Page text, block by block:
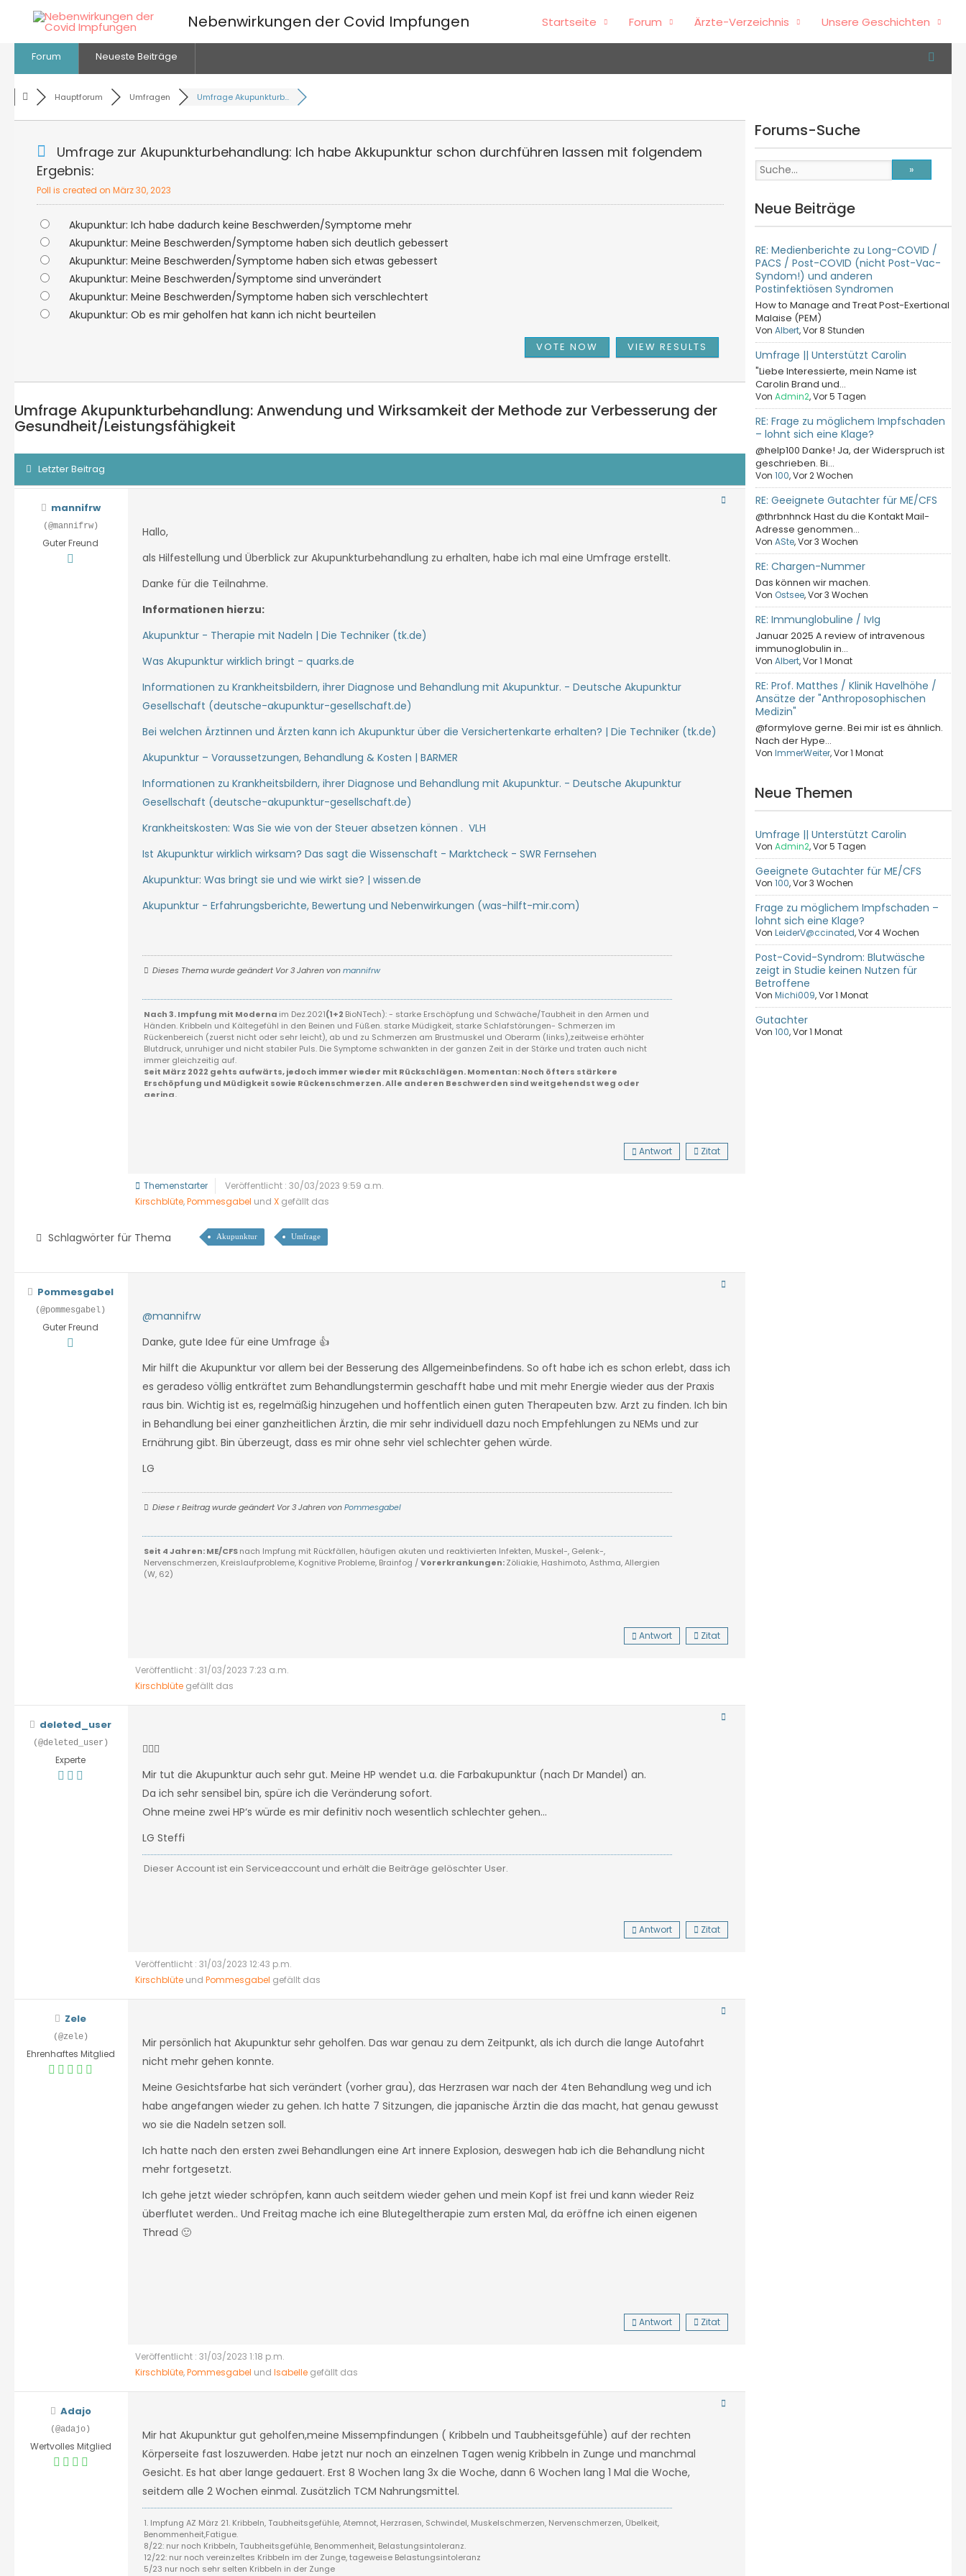
springen
Nebenwirkungen der Covid Impfungen Startseite Forum Ärzte-Verzeichnis Unsere Geschichten
Forum Neueste Beiträge
Hauptforum Umfragen Umfrage Akupunkturb...
Umfrage zur Akupunkturbehandlung: Ich habe Akkupunktur schon durchführen lassen mit folgendem
Ergebnis:
Poll is created on März 30, 2023
Akupunktur: Ich habe dadurch keine Beschwerden/Symptome mehr
Akupunktur: Meine Beschwerden/Symptome haben sich deutlich gebessert
Akupunktur: Meine Beschwerden/Symptome haben sich etwas gebessert
Akupunktur: Meine Beschwerden/Symptome sind unverändert
Akupunktur: Meine Beschwerden/Symptome haben sich verschlechtert
Akupunktur: Ob es mir geholfen hat kann ich nicht beurteilen
Umfrage Akupunkturbehandlung: Anwendung und Wirksamkeit der Methode zur Verbesserung der
Gesundheit/Leistungsfähigkeit
Letzter Beitrag
mannifrw
(@mannifrw)
Guter Freund
Hallo,
als Hilfestellung und Überblick zur Akupunkturbehandlung zu erhalten, habe ich mal eine Umfrage erstellt.
Danke für die Teilnahme.
Informationen hierzu:
Akupunktur - Therapie mit Nadeln | Die Techniker (tk.de)
Was Akupunktur wirklich bringt - quarks.de
Informationen zu Krankheitsbildern, ihrer Diagnose und Behandlung mit Akupunktur. - Deutsche Akupunktur
Gesellschaft (deutsche-akupunktur-gesellschaft.de)
Bei welchen Ärztinnen und Ärzten kann ich Akupunktur über die Versichertenkarte erhalten? | Die Techniker (tk.de)
Akupunktur – Voraussetzungen, Behandlung & Kosten | BARMER
Informationen zu Krankheitsbildern, ihrer Diagnose und Behandlung mit Akupunktur. - Deutsche Akupunktur
Gesellschaft (deutsche-akupunktur-gesellschaft.de)
Krankheitskosten: Was Sie wie von der Steuer absetzen können . VLH
Ist Akupunktur wirklich wirksam? Das sagt die Wissenschaft - Marktcheck - SWR Fernsehen
Akupunktur: Was bringt sie und wie wirkt sie? | wissen.de
Akupunktur - Erfahrungsberichte, Bewertung und Nebenwirkungen (was-hilft-mir.com)
Dieses Thema wurde geändert Vor 3 Jahren vonmannifrw
Nach 3. Impfung mit Moderna im Dez.2021(1+2 BioNTech):- starke Erschöpfung und Schwäche/Taubheit in den Armen und
Händen. Kribbeln und Kältegefühl in den Beinen und Füßen. starke Müdigkeit, starke Schlafstörungen- Schmerzen im
Rückenbereich (zuerst nicht oder sehr leicht), ab und zu Schmerzen am Brustmuskel und Oberarm (links),zeitweise erhöhter
Blutdruck, unruhiger und nicht stabiler Puls. Die Symptome schwankten in der ganzen Zeit in der Stärke und traten auch nicht
immer gleichzeitig auf.
Seit März 2022 gehts aufwärts, jedoch immer wieder mit Rückschlägen. Momentan: Noch öfters stärkere
Erschöpfung und Müdigkeit sowie Rückenschmerzen.Alle anderen Beschwerden sind weitgehendst weg oder
gering.
Antwort Zitat
Themenstarter
Veröffentlicht : 30/03/2023 9:59 a.m.
Kirschblüte,Pommesgabel und X gefällt das
Schlagwörter für Thema Akupunktur Umfrage
Pommesgabel
(@pommesgabel)
Guter Freund
@mannifrw
Danke, gute Idee für eine Umfrage 👍
Mir hilft die Akupunktur vor allem bei der Besserung des Allgemeinbefindens. So oft habe ich es schon erlebt, dass ich
es geradeso völlig entkräftet zum Behandlungstermin geschafft habe und mit mehr Energie wieder aus der Praxis
raus bin. Wichtig ist es, regelmäßig hinzugehen und hoffentlich einen guten Therapeuten bzw. Arzt zu finden. Ich bin
in Behandlung bei einer ganzheitlichen Ärztin, die mir sehr individuell dazu noch Empfehlungen zu NEMs und zur
Ernährung gibt. Bin überzeugt, dass es mir ohne sehr viel schlechter gehen würde.
LG
Diese r Beitrag wurde geändert Vor 3 Jahren vonPommesgabel
Seit 4 Jahren: ME/CFSnach Impfung mit Rückfällen, häufigen akuten und reaktivierten Infekten, Muskel-, Gelenk-,
Nervenschmerzen, Kreislaufprobleme, Kognitive Probleme, Brainfog /Vorerkrankungen:Zöliakie, Hashimoto, Asthma, Allergien
(W, 62)
Antwort Zitat
Veröffentlicht : 31/03/2023 7:23 a.m.
Kirschblüte gefällt das
deleted_user
(@deleted_user)
Experte
🙋🏻‍♀️
Mir tut die Akupunktur auch sehr gut. Meine HP wendet u.a. die Farbakupunktur (nach Dr Mandel) an.
Da ich sehr sensibel bin, spüre ich die Veränderung sofort.
Ohne meine zwei HP‘s würde es mir definitiv noch wesentlich schlechter gehen…
LG Steffi
Dieser Account ist ein Serviceaccount und erhält die Beiträge gelöschter User.
Antwort Zitat
Veröffentlicht : 31/03/2023 12:43 p.m.
Kirschblüte und Pommesgabel gefällt das
Zele
(@zele)
Ehrenhaftes Mitglied
Mir persönlich hat Akupunktur sehr geholfen. Das war genau zu dem Zeitpunkt, als ich durch die lange Autofahrt
nicht mehr gehen konnte.
Meine Gesichtsfarbe hat sich verändert (vorher grau), das Herzrasen war nach der 4ten Behandlung weg und ich
habe angefangen wieder zu gehen. Ich hatte 7 Sitzungen, die japanische Ärztin die das macht, hat genau gewusst
wo sie die Nadeln setzen soll.
Ich hatte nach den ersten zwei Behandlungen eine Art innere Explosion, deswegen hab ich die Behandlung nicht
mehr fortgesetzt.
Ich gehe jetzt wieder schröpfen, kann auch seitdem wieder gehen und mein Kopf ist frei und kann wieder Reiz
überflutet werden.. Und Freitag mache ich eine Blutegeltherapie zum ersten Mal, da eröffne ich einen eigenen
Thread 🙂
Antwort Zitat
Veröffentlicht : 31/03/2023 1:18 p.m.
Kirschblüte,Pommesgabel und Isabelle gefällt das
Adajo
(@adajo)
Wertvolles Mitglied
Mir hat Akupunktur gut geholfen,meine Missempfindungen ( Kribbeln und Taubheitsgefühle) auf der rechten
Körperseite fast loszuwerden. Habe jetzt nur noch an einzelnen Tagen wenig Kribbeln in Zunge und manchmal
Gesicht. Es hat aber lange gedauert. Erst 8 Wochen lang 3x die Woche, dann 6 Wochen lang 1 Mal die Woche,
seitdem alle 2 Wochen einmal. Zusätzlich TCM Nahrungsmittel.
1. Impfung AZ März 21. Kribbeln, Taubheitsgefühle, Atemnot, Herzrasen, Schwindel, Muskelschmerzen, Nervenschmerzen, Übelkeit,
Benommenheit,Fatigue.
8/22: nur noch Kribbeln, Taubheitsgefühle, Benommenheit, Belastungsintoleranz.
12/22: nur noch vereinzeltes Kribbeln im der Zunge, tageweise Belastungsintoleranz
5/23 nur noch sehr selten Kribbeln in der Zunge
Forums-Suche
Neue Beiträge
RE: Medienberichte zu Long-COVID /
PACS / Post-COVID (nicht Post-Vac-
Syndom!) und anderen
Postinfektiösen Syndromen
How to Manage and Treat Post-Exertional
Malaise (PEM)
VonAlbert, Vor 8 Stunden
Umfrage || Unterstützt Carolin
"Liebe Interessierte, mein Name ist
Carolin Brand und...
VonAdmin2, Vor 5 Tagen
RE: Frage zu möglichem Impfschaden
– lohnt sich eine Klage?
@help100 Danke! Ja, der Widerspruch ist
geschrieben. Bi...
Von100, Vor 2 Wochen
RE: Geeignete Gutachter für ME/CFS
@thrbnhnck Hast du die Kontakt Mail-
Adresse genommen...
VonASte, Vor 3 Wochen
RE: Chargen-Nummer
Das können wir machen.
Von Ostsee, Vor 3 Wochen
RE: Immunglobuline / IvIg
Januar 2025 A review of intravenous
immunoglobulin in...
VonAlbert, Vor 1 Monat
RE: Prof. Matthes / Klinik Havelhöhe /
Ansätze der "Anthroposophischen
Medizin"
@formylove gerne. Bei mir ist es ähnlich.
Nach der Hype...
VonImmerWeiter, Vor 1 Monat
Neue Themen
Umfrage || Unterstützt Carolin
VonAdmin2,Vor 5 Tagen
Geeignete Gutachter für ME/CFS
Von100,Vor 3 Wochen
Frage zu möglichem Impfschaden –
lohnt sich eine Klage?
VonLeiderV@ccinated,Vor 4 Wochen
Post-Covid-Syndrom: Blutwäsche
zeigt in Studie keinen Nutzen für
Betroffene
VonMichi009,Vor 1 Monat
Gutachter
Von100,Vor 1 Monat